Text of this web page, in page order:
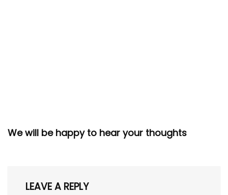
We will be happy to hear your thoughts
LEAVE A REPLY